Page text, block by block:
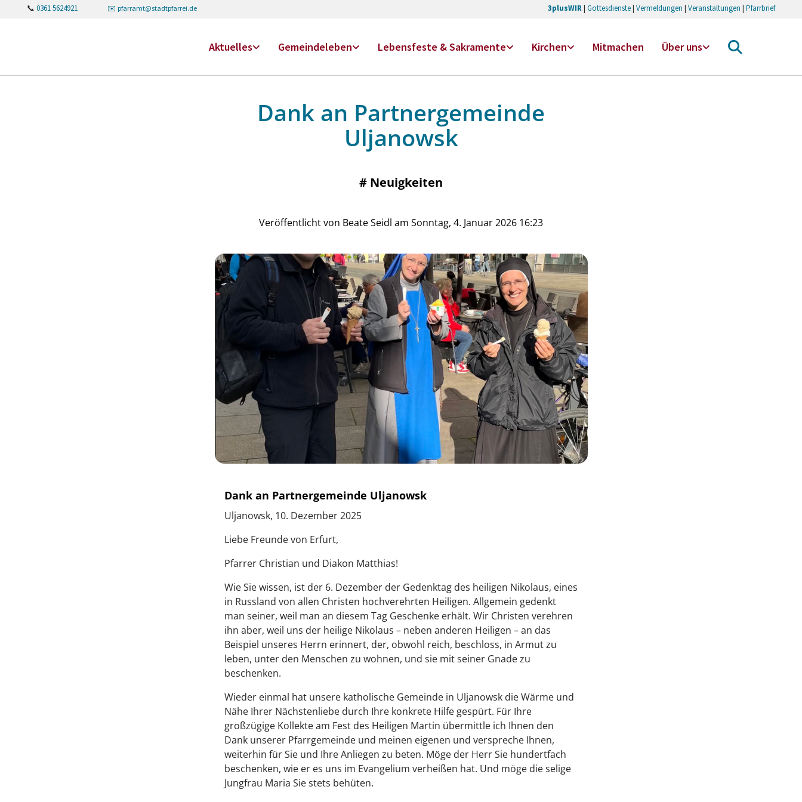
📞 0361 5624921 ✉️ pfarramt@stadtpfarrei.de 3plusWIR| Gottesdienste| Vermeldungen | Veranstaltungen | Pfarrbrief
Aktuelles Gemeindeleben Lebensfeste & Sakramente Kirchen Mitmachen Über uns
Dank an Partnergemeinde
Uljanowsk
# Neuigkeiten
Veröffentlicht von Beate Seidl am Sonntag, 4. Januar 2026 16:23
Dank an Partnergemeinde Uljanowsk
Uljanowsk, 10. Dezember 2025
Liebe Freunde von Erfurt,
Pfarrer Christian und Diakon Matthias!
Wie Sie wissen, ist der 6. Dezember der Gedenktag des heiligen Nikolaus, eines
in Russland von allen Christen hochverehrten Heiligen. Allgemein gedenkt
man seiner, weil man an diesem Tag Geschenke erhält. Wir Christen verehren
ihn aber, weil uns der heilige Nikolaus – neben anderen Heiligen – an das
Beispiel unseres Herrn erinnert, der, obwohl reich, beschloss, in Armut zu
leben, unter den Menschen zu wohnen, und sie mit seiner Gnade zu
beschenken.
Wieder einmal hat unsere katholische Gemeinde in Uljanowsk die Wärme und
Nähe Ihrer Nächstenliebe durch Ihre konkrete Hilfe gespürt. Für Ihre
großzügige Kollekte am Fest des Heiligen Martin übermittle ich Ihnen den
Dank unserer Pfarrgemeinde und meinen eigenen und verspreche Ihnen,
weiterhin für Sie und Ihre Anliegen zu beten. Möge der Herr Sie hundertfach
beschenken, wie er es uns im Evangelium verheißen hat. Und möge die selige
Jungfrau Maria Sie stets behüten.